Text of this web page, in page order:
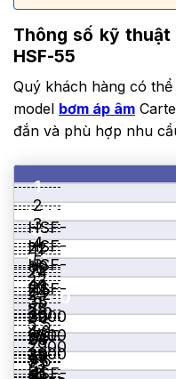
Thông số kỹ thuật
HSF-55
Quý khách hàng có
model bơm áp âm
đắn và phù hợp nhu
1
HSF-
15
6
24
1.5
2900
38
–
38
2
HSF-
22
11
24
2.2
2900
51
–
3
HSF-
30
16
24
3.0
2900
51
4
HSF-
40
21
24
4.0
2900
5
HSF-
55
32
24
5.5
22
35
5.5
2900
51
6
HSF-
75
41
30
38
7.5
7
HSF-
30
8